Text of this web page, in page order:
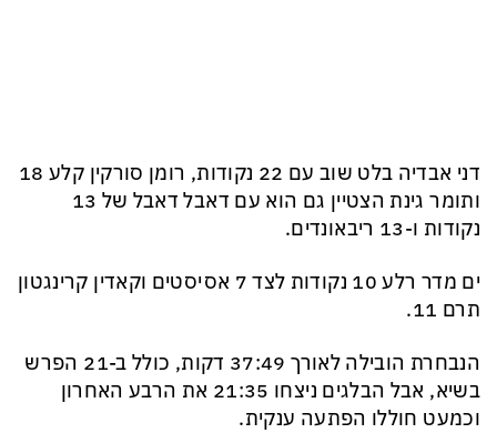
דני אבדיה בלט שוב עם 22 נקודות, רומן סורקין קלע 18
ותומר גינת הצטיין גם הוא עם דאבל דאבל של 13
נקודות ו-13 ריבאונדים.
ים מדר רלע 10 נקודות לצד 7 אסיסטים וקאדין קרינגטון
תרם 11.
הנבחרת הובילה לאורך 37:49 דקות, כולל ב-21 הפרש
בשיא, אבל הבלגים ניצחו 21:35 את הרבע האחרון
וכמעט חוללו הפתעה ענקית.